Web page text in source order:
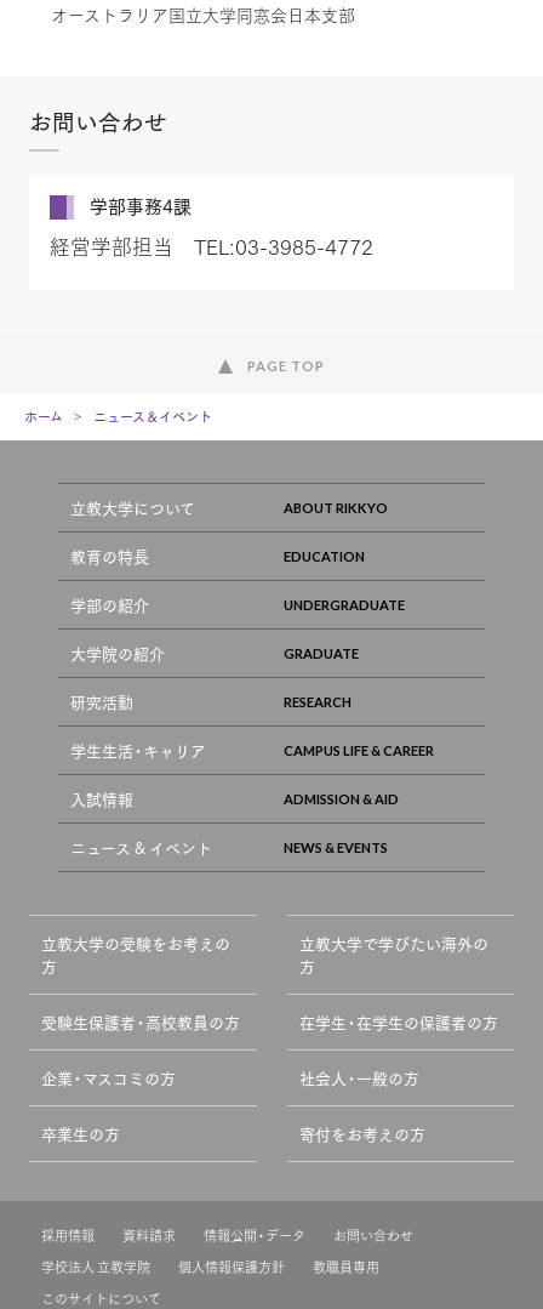
オーストラリア国立大学同窓会日本支部
お問い合わせ
学部事務4課
経営学部担当 TEL:03-3985-4772
PAGE TOP
ホーム ニュース＆イベント
立教大学について
教育の特長
学部の紹介
大学院の紹介
研究活動
学生生活・キャリア
入試情報
ニュース & イベント
立教大学の受験をお考えの
方
立教大学で学びたい海外の
方
受験生保護者・高校教員の方 在学生・在学生の保護者の方
企業・マスコミの方 社会人・一般の方
卒業生の方 寄付をお考えの方
採用情報 資料請求 情報公開・データ
お問い合わせ
学校法人 立教学院
個人情報保護方針
教職員専用
このサイトについて